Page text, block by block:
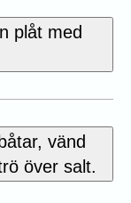
plåt med
vänd
över salt.